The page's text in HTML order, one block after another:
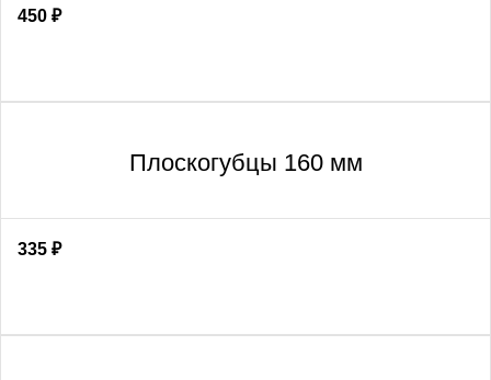
450 ₽
Плоскогубцы 160 мм
335 ₽